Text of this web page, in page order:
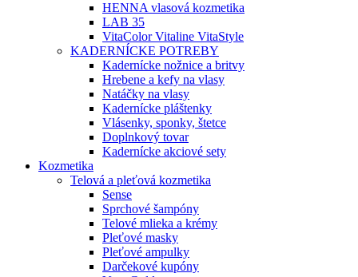
HENNA vlasová kozmetika
LAB 35
VitaColor Vitaline VitaStyle
KADERNÍCKE POTREBY
Kadernícke nožnice a britvy
Hrebene a kefy na vlasy
Natáčky na vlasy
Kadernícke pláštenky
Vlásenky, sponky, štetce
Doplnkový tovar
Kadernícke akciové sety
Kozmetika
Telová a pleťová kozmetika
Sense
Sprchové šampóny
Telové mlieka a krémy
Pleťové masky
Pleťové ampulky
Darčekové kupóny